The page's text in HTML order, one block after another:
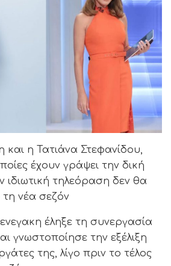
και η Τατιάνα Στεφανίδου,
έχουν γράψει την δική
ιδιωτική τηλεόραση δεν θα
νέα σεζόν
έληξε τη συνεργασία
γνωστοποίησε την εξέλιξη
της, λίγο πριν το τέλος